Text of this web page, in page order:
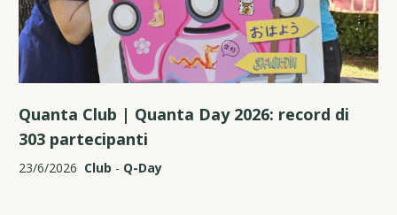
Quanta Club | Quanta Day 2026: record di
303 partecipanti
23/6/2026 Club - Q-Day